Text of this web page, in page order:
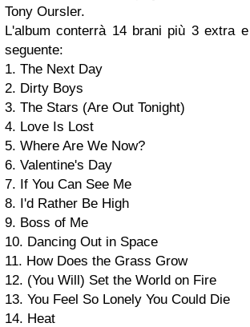
Tony Oursler.
L'album conterrà 14 brani più 3 extra
seguente:
1. The Next Day
2. Dirty Boys
3. The Stars (Are Out Tonight)
4. Love Is Lost
5. Where Are We Now?
6. Valentine's Day
7. If You Can See Me
8. I'd Rather Be High
9. Boss of Me
10. Dancing Out in Space
11. How Does the Grass Grow
12. (You Will) Set the World on Fire
13. You Feel So Lonely You Could Die
14. Heat